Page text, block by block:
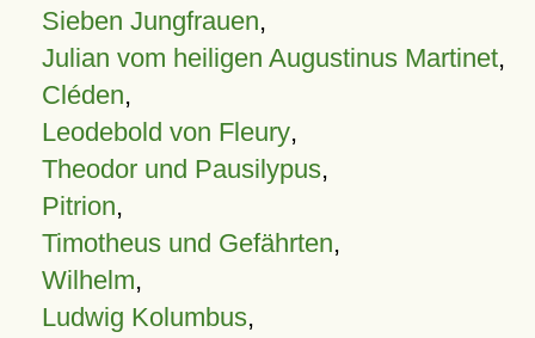
Sieben Jungfrauen,
Julian vom heiligen Augustinus Martinet,
Cléden,
Leodebold von Fleury,
Theodor und Pausilypus,
Pitrion,
Timotheus und Gefährten,
Wilhelm,
Ludwig Kolumbus,